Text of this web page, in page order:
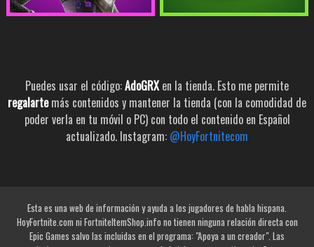
Puedes usar el código:AdoGRXen la tienda. Esto me permite
regalartemás contenidos y mantener la tienda (con la comodidad de
poder verla en tu móvil o PC) con todo el contenido en Español
actualizado. Instagram: @HoyFortnitecom
Esta es una web de información y ayuda a los jugadores de habla hispana.
HoyFortnite.com ni FortniteItemShop.info no tienen ninguna relación directa con
Epic Games salvo las incluidas en el programa: "Apoya a un creador". Las